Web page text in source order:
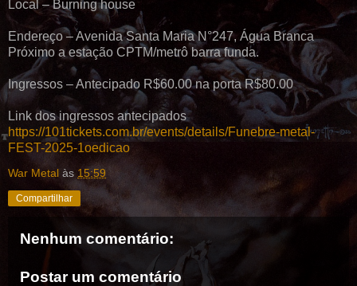
Local – Burning house
Endereço – Avenida Santa Maria N°247, Água Branca
Próximo a estação CPTM/metrô barra funda.
Ingressos – Antecipado R$60.00 na porta R$80.00
Link dos ingressos antecipados
https://101tickets.com.br/events/details/Funebre-metal-
FEST-2025-1oedicao
War Metal às 15:59
Compartilhar
Nenhum comentário:
Postar um comentário